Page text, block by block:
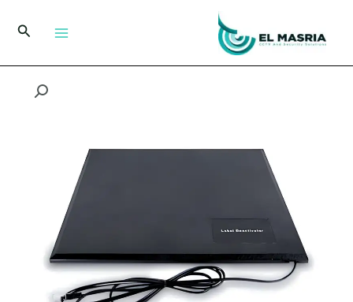
المحتوى
البحث